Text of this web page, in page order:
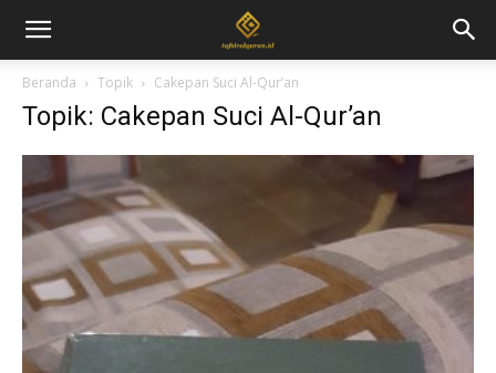
Beranda Topik Cakepan Suci Al-Qur’an
Topik: Cakepan Suci Al-Qur’an